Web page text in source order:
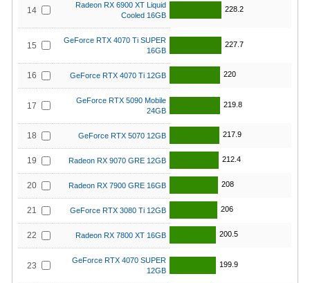
14
Radeon RX 6900 XT Liquid
Cooled 16GB
228.2
15
GeForce RTX 4070 Ti SUPER
16GB
227.7
16 GeForce RTX 4070 Ti 12GB 220
17
GeForce RTX 5090 Mobile
24GB
219.8
18 GeForce RTX 5070 12GB 217.9
19 Radeon RX 9070 GRE 12GB 212.4
20 Radeon RX 7900 GRE 16GB 208
21 GeForce RTX 3080 Ti 12GB 206
22 Radeon RX 7800 XT 16GB 200.5
23
GeForce RTX 4070 SUPER
12GB
199.9